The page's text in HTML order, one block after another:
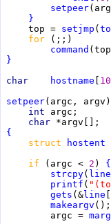
setpeer
}
     top =
setjmp (
for
command
}
char hostname
setpeer
int
char
{
struct
hostent
if (argc < 2 ) {
strcpy( line
printf (
gets (&line
makeargv
         argc =